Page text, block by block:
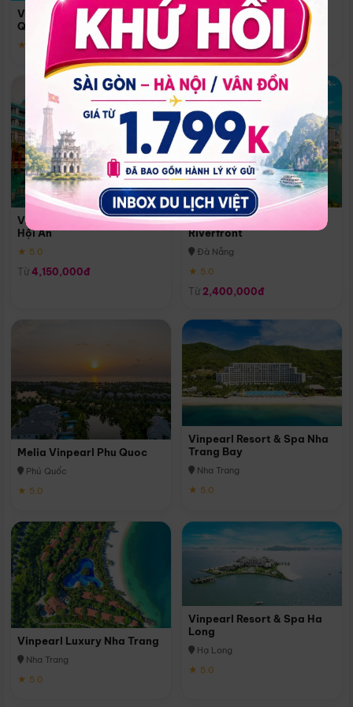
Vinpearl Resort & Spa Phu
Quoc
★ 5.0
Quoc
Phú Quốc
★ 5.0
Vinpearl Resort & Golf Nam
Hội An
★ 5.0
Từ 4,150,000đ
Melia Vinpearl Danang
Riverfront
Đà Nẵng
★ 5.0
Từ 2,400,000đ
Melia Vinpearl Phu Quoc
Phú Quốc
★ 5.0
Vinpearl Resort & Spa Nha
Trang Bay
Nha Trang
★ 5.0
Vinpearl Luxury Nha Trang
Nha Trang
★ 5.0
Vinpearl Resort & Spa Ha
Long
Hạ Long
★ 5.0